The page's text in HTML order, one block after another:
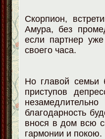
Скорпион,
Амура, без
если партнер
своего часа.
Но главой семьи
приступов
благодарность
внося в дом всю
гармонии и покою.